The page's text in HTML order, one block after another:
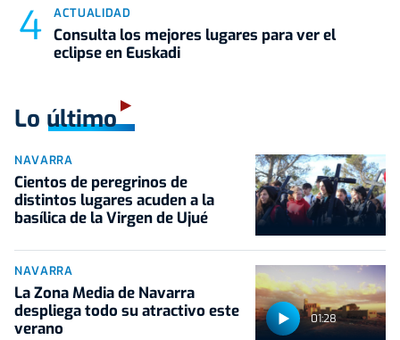
ACTUALIDAD
Consulta los mejores lugares para ver el
eclipse en Euskadi
Lo último
NAVARRA
Cientos de peregrinos de
distintos lugares acuden a la
basílica de la Virgen de Ujué
01:28
NAVARRA
La Zona Media de Navarra
despliega todo su atractivo este
verano